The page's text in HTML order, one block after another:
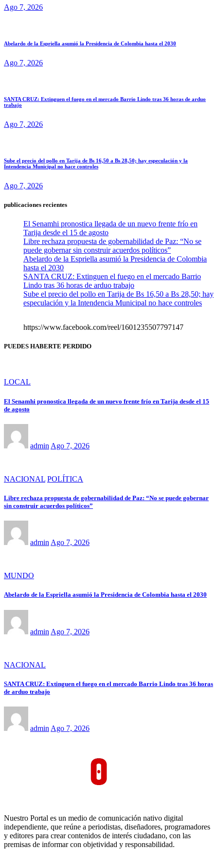
Ago 7, 2026
Abelardo de la Espriella asumió la Presidencia de Colombia hasta el 2030
Ago 7, 2026
SANTA CRUZ: Extinguen el fuego en el mercado Barrio Lindo tras 36 horas de arduo
trabajo
Ago 7, 2026
Sube el precio del pollo en Tarija de Bs 16,50 a Bs 28,50; hay especulación y la
Intendencia Municipal no hace controles
Ago 7, 2026
publicaciones recientes
El Senamhi pronostica llegada de un nuevo frente frío en
Tarija desde el 15 de agosto
Libre rechaza propuesta de gobernabilidad de Paz: “No se
puede gobernar sin construir acuerdos políticos”
Abelardo de la Espriella asumió la Presidencia de Colombia
hasta el 2030
SANTA CRUZ: Extinguen el fuego en el mercado Barrio
Lindo tras 36 horas de arduo trabajo
Sube el precio del pollo en Tarija de Bs 16,50 a Bs 28,50; hay
especulación y la Intendencia Municipal no hace controles
https://www.facebook.com/reel/1601235507797147
PUEDES HABERTE PERDIDO
LOCAL
El Senamhi pronostica llegada de un nuevo frente frío en Tarija desde el 15
de agosto
admin Ago 7, 2026
NACIONAL POLÍTICA
Libre rechaza propuesta de gobernabilidad de Paz: “No se puede gobernar
sin construir acuerdos políticos”
admin Ago 7, 2026
MUNDO
Abelardo de la Espriella asumió la Presidencia de Colombia hasta el 2030
admin Ago 7, 2026
NACIONAL
SANTA CRUZ: Extinguen el fuego en el mercado Barrio Lindo tras 36 horas
de arduo trabajo
admin Ago 7, 2026
Nuestro Portal es un medio de comunicación nativo digital
independiente, que reúne a periodistas, diseñadores, programadores
y editores para crear contenidos de interés ciudadano, con las
premisas de informar con objetividad y responsabilidad.